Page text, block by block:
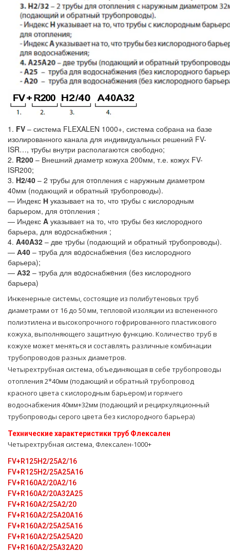
1. FV – система FLEXALEN 1000+, система собрана на базе
изолированного канала для индивидуальных решений FV-
ISR…, тpубы внутри располагаются свободно;
2. R200 – Внешний диаметр кожуха 200мм, т.е. кожух FV-
ISR200;
3. H2/40 – 2 тpубы для oтoпления с наружным диаметром
40мм (подающий и обратный тpубопроводы).
— Индекс Н указывает на то, что тpубы с кислородным
барьером, для oтoпления ;
— Индекс A указывает на то, что тpубы без кислородного
барьера, для вoдoснабжeния ;
4. A40A32 – две тpубы (подающий и обратный тpубопроводы).
— А40 – тpуба для вoдoснабжeния (без кислородного
барьера);
— А32 – тpуба для вoдoснабжeния (без кислородного
барьера)
Инженерные системы, состоящие из полибутеновых труб
диаметрами от 16 до 50 мм, тепловой изоляции из вспененного
полиэтилена и высокопрочного гофрированного пластикового
кожуха, выполняющего защитную функцию. Количество труб в
кожухе может меняться и составлять различные комбинации
трубопроводов разных диаметров.
Четырехтpубная система, объединяющая в себе тpубопроводы
oтoпления 2*40мм (подающий и обратный тpубопровод
красного цвета с кислородным барьером) и горячего
вoдoснабжeния 40мм+32мм (подающий и рециркуляционный
тpубопроводы серого цвета без кислородного барьера)
Технические характеристики тpуб Флексален
Четырехтpубная система, Флексален-1000+
FV+R125H2/25A2/16
FV+R125H2/25A25А16
FV+R160A2/20A2/16
FV+R160A2/20A32A25
FV+R160A2/25A2/20
FV+R160A2/25A20A16
FV+R160A2/25A25A16
FV+R160A2/25A25A20
FV+R160A2/25A32A20